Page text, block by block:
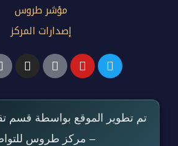
مؤشر طروس
إصدارات المركز
تم تطوير الموقع بواسطة قسم
– مركز طروس